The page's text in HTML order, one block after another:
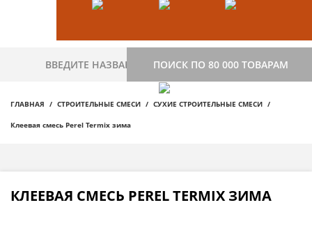
ПОИСК ПО 80 000 ТОВАРАМ
ГЛАВНАЯ СТРОИТЕЛЬНЫЕ СМЕСИ СУХИЕ СТРОИТЕЛЬНЫЕ СМЕСИ
Клеевая смесь Perel Termix зима
КЛЕЕВАЯ СМЕСЬ PEREL TERMIX ЗИМА